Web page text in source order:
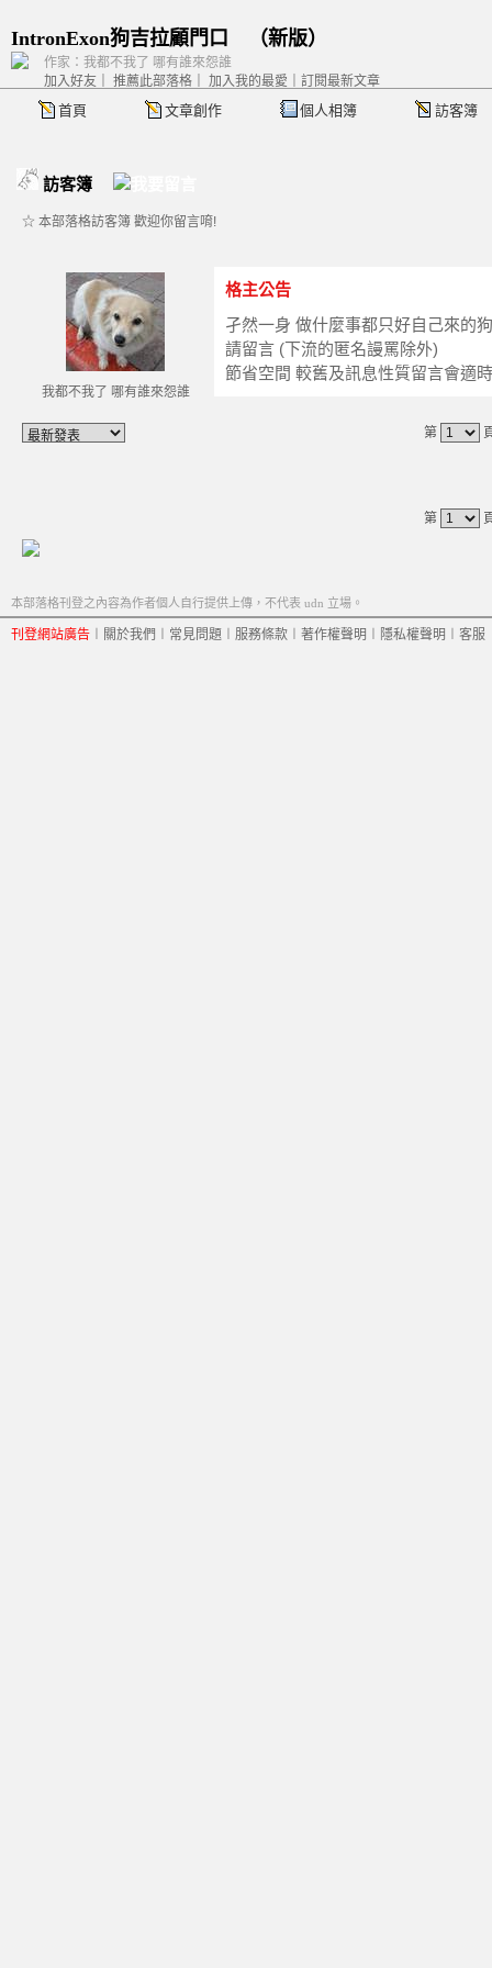
IntronExon狗吉拉顧門口 （新版）
首頁 文章創作 個人相簿 訪客簿
加入好友 推薦此部落格 加入我的最愛 訂閱最新文章
作家：我都不我了 哪有誰來怨誰
訪客簿
☆ 本部落格訪客簿 歡迎你留言唷!
我都不我了 哪有誰來怨誰
格主公告
孑然一身 做什麼事都只好自己來的狗
請留言 (下流的匿名謾罵除外)
節省空間 較舊及訊息性質留言會適
第
第
本部落格刊登之內容為作者個人自行提供上傳，不代表 udn 立場。
刊登網站廣告 關於我們 常見問題 服務條款 著作權聲明 隱私權聲明 客服